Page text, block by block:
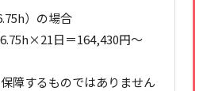
）の場合
日＝164,430円～
障するものではありません